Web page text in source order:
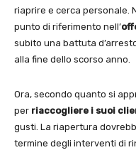
riaprire e cerca personale.
punto di riferimento nell’
subito una battuta
alla fine dello scorso anno.
Ora, secondo quanto si
per riaccogliere i suoi
gusti. La riapertura
termine degli interventi di